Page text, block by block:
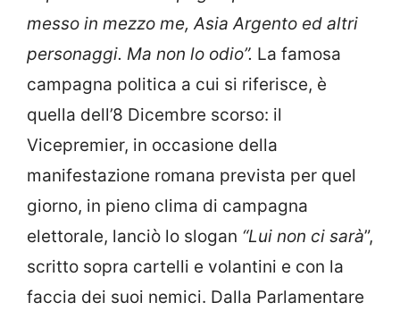
messo in mezzo me, Asia Argento ed altri
personaggi. Ma non lo odio”. La famosa
campagna politica a cui si riferisce, è
quella dell’8 Dicembre scorso: il
Vicepremier, in occasione della
manifestazione romana prevista per quel
giorno, in pieno clima di campagna
elettorale, lanciò lo slogan “Lui non ci sarà”,
scritto sopra cartelli e volantini e con la
faccia dei suoi nemici. Dalla Parlamentare